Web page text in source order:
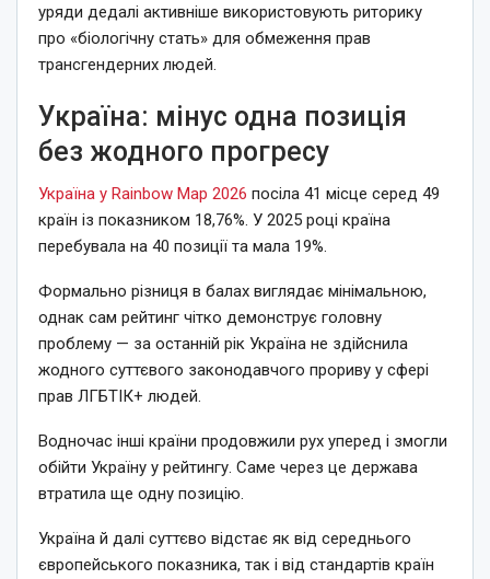
уряди дедалі активніше використовують риторику
про «біологічну стать» для обмеження прав
трансгендерних людей.
Україна: мінус одна позиція
без жодного прогресу
Україна у Rainbow Map 2026 посіла 41 місце серед 49
країн із показником 18,76%. У 2025 році країна
перебувала на 40 позиції та мала 19%.
Формально різниця в балах виглядає мінімальною,
однак сам рейтинг чітко демонструє головну
проблему — за останній рік Україна не здійснила
жодного суттєвого законодавчого прориву у сфері
прав ЛГБТІК+ людей.
Водночас інші країни продовжили рух уперед і змогли
обійти Україну у рейтингу. Саме через це держава
втратила ще одну позицію.
Україна й далі суттєво відстає як від середнього
європейського показника, так і від стандартів країн